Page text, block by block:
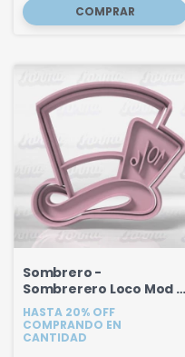
Sombrero -
Sombrerero Loco Mod 2
- 8.1 cm
HASTA 20% OFF
COMPRANDO EN
CANTIDAD